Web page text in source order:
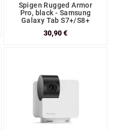
Spigen Rugged Armor
Pro, black - Samsung
Galaxy Tab S7+/S8+
30,90 €